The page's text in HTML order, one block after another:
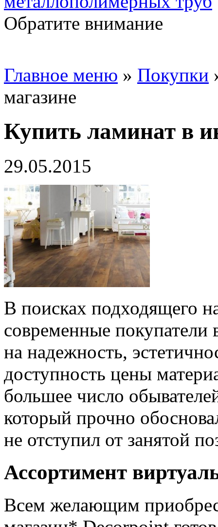
Обратите внимание
Главное меню » Покупки
магазине
Купить ламинат в
29.05.2015
В поисках подходящего
современные
на надежность,
доступность цены
большее число
который прочно
не отступил от занятой
Ассортимент
Всем желающим